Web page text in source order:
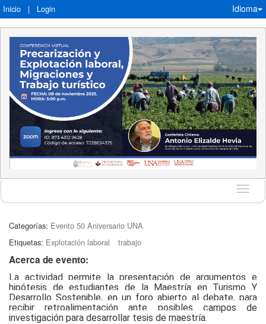
Inicio | Login Idioma
Idioma
Categorías: Evento 50 Aniversario UNA
Etiquetas: Explotación laboral trabajo
Acerca de evento:
La actividad permite la presentación de argumentos e
hipótesis de estudiantes de la Maestría en Turismo Y
Desarrollo Sostenible, en un foro abierto al debate, para
recibir retroalimentación ante posibles campos de
investigación para desarrollar tesis de maestría.